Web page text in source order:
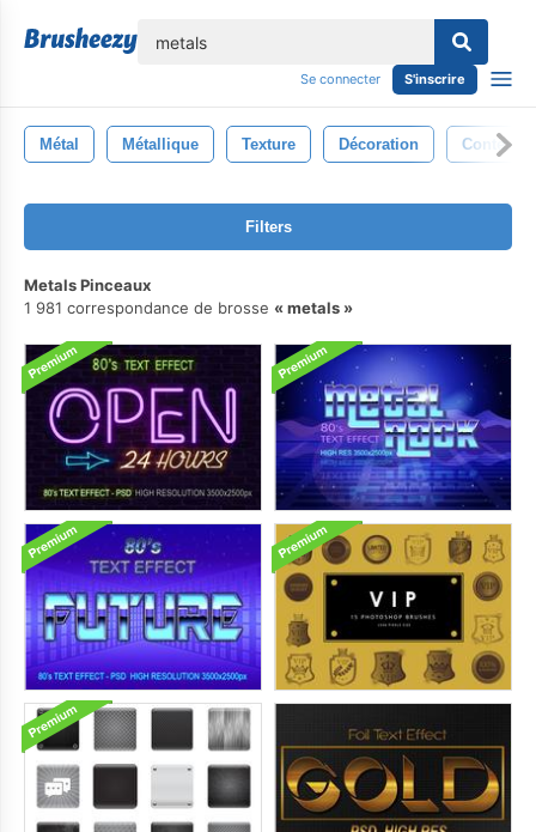
Se connecter S'inscrire
Métal Métallique Texture Décoration Contexte
Filters
Metals Pinceaux
1 981 correspondance de brosse
metals